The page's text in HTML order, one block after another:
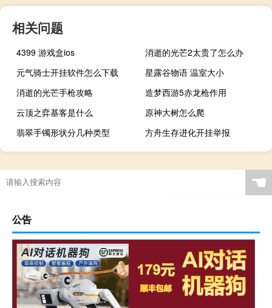
相关问题
4399 游戏盒ios
消逝的光芒2太贵了怎么办
元气骑士开挂软件怎么下载
星露谷物语 温室大小
消逝的光芒手枪攻略
造梦西游5赤龙枪作用
云顶之弈基客是什么
原神大树怎么爬
翡翠手镯形状分几种类型
方舟生存进化开挂举报
☚
公告